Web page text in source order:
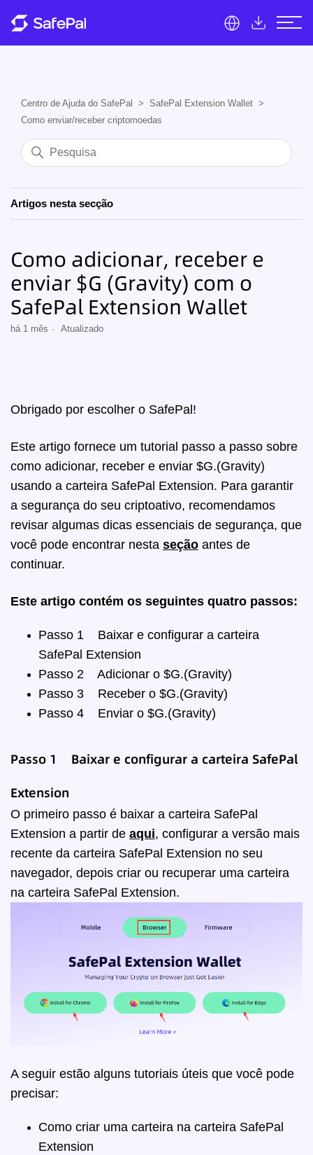
Centro de Ajuda do SafePal
SafePal Extension Wallet
Como enviar/receber criptomoedas
Artigos nesta secção
Como adicionar, receber e
enviar $G (Gravity) com o
SafePal Extension Wallet
há 1 mês Atualizado
Obrigado por escolher o SafePal!
Este artigo fornece um tutorial passo a passo sobre
como adicionar, receber e enviar $G.(Gravity)
usando a carteira SafePal Extension. Para garantir
a segurança do seu criptoativo, recomendamos
revisar algumas dicas essenciais de segurança, que
você pode encontrar nesta seção antes de
continuar.
Este artigo contém os seguintes quatro passos:
Passo 1 Baixar e configurar a carteira
SafePal Extension
Passo 2 Adicionar o $G.(Gravity)
Passo 3 Receber o $G.(Gravity)
Passo 4 Enviar o $G.(Gravity)
Passo 1 Baixar e configurar a carteira SafePal
Extension
O primeiro passo é baixar a carteira SafePal
Extension a partir de aqui, configurar a versão mais
recente da carteira SafePal Extension no seu
navegador, depois criar ou recuperar uma carteira
na carteira SafePal Extension.
A seguir estão alguns tutoriais úteis que você pode
precisar:
Como criar uma carteira na carteira SafePal
Extension